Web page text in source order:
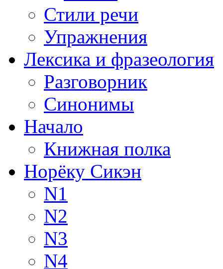
Стили речи
Упражнения
Лексика и фразеология
Разговорник
Синонимы
Начало
Книжная полка
Норёку Сикэн
N1
N2
N3
N4